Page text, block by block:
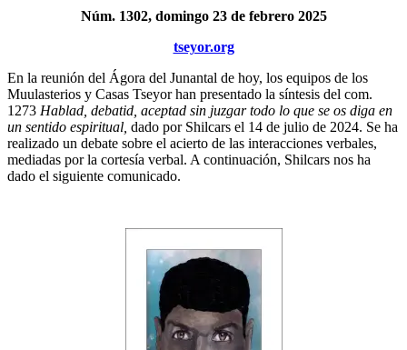
Núm. 1302, domingo 23 de febrero 2025
tseyor.org
En la reunión del Ágora del Junantal de hoy, los equipos de los
Muulasterios y Casas Tseyor han presentado la síntesis del com.
1273 Hablad, debatid, aceptad sin juzgar todo lo que se os diga en
un sentido espiritual, dado por Shilcars el 14 de julio de 2024. Se ha
realizado un debate sobre el acierto de las interacciones verbales,
mediadas por la cortesía verbal. A continuación, Shilcars nos ha
dado el siguiente comunicado.